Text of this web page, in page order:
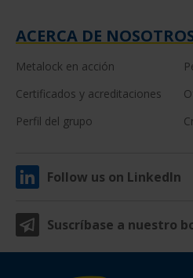
ACERCA DE
Metalock en acción
Certificados y acreditaciones
Perfil del grupo
Follow us on LinkedIn
Suscríbase a nuestro